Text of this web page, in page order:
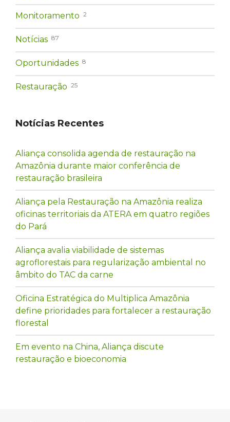
Monitoramento 2
Notícias 87
Oportunidades 8
Restauração 25
Notícias Recentes
Aliança consolida agenda de restauração na
Amazônia durante maior conferência de
restauração brasileira
Aliança pela Restauração na Amazônia realiza
oficinas territoriais da ATERA em quatro regiões
do Pará
Aliança avalia viabilidade de sistemas
agroflorestais para regularização ambiental no
âmbito do TAC da carne
Oficina Estratégica do Multiplica Amazônia
define prioridades para fortalecer a restauração
florestal
Em evento na China, Aliança discute
restauração e bioeconomia